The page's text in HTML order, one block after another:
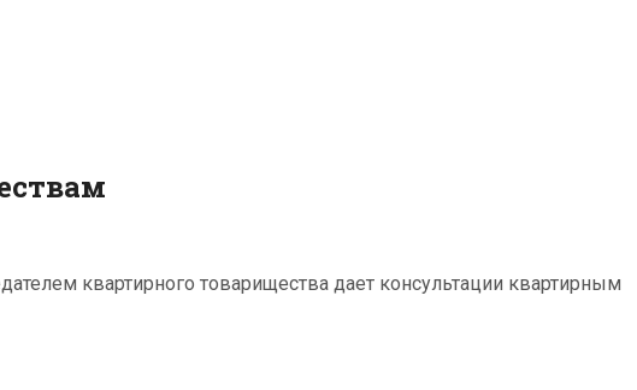
квартирного товарищества дает консультации квартирным